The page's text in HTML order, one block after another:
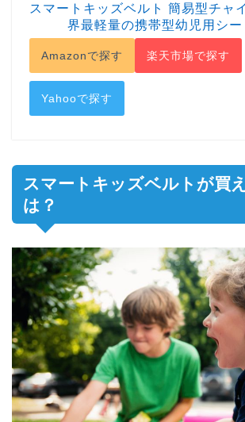
スマートキッズベルト 簡易型チャ
界最軽量の携帯型幼児用シー
Amazonで探す 楽天市場で探す
Yahooで探す
スマートキッズベルトが買
は？